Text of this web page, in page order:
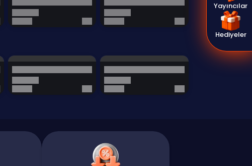
Yayıncılar
Hediyeler